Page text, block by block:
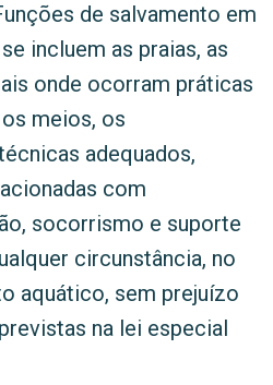
de salvamento em
incluem as praias, as
onde ocorram práticas
meios, os
adequados,
com
socorrismo e suporte
circunstância, no
aquático, sem prejuízo
na lei especial